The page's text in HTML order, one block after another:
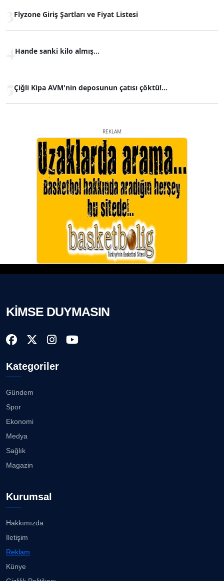
Flyzone Giriş Şartları ve Fiyat Listesi
Hande sanki kilo almış...
Çiğli Kipa AVM'nin deposunun çatısı çöktü!...
REKLAM
KİMSE DUYMASIN
Kategoriler
Gündem
Spor
Ekonomi
Medya
Sağlık
Magazin
Kurumsal
Hakkımızda
İletişim
Reklam
Künye